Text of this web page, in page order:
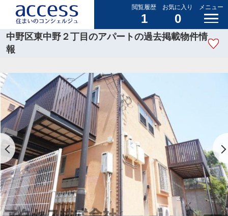
閲覧履歴
1
お気に入り
0
メニュー
中野区東中野２丁目のアパートの過去掲載物件情
報